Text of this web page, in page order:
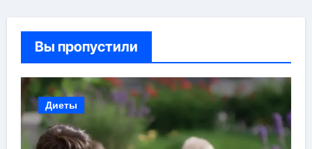
Вы пропустили
Диеты